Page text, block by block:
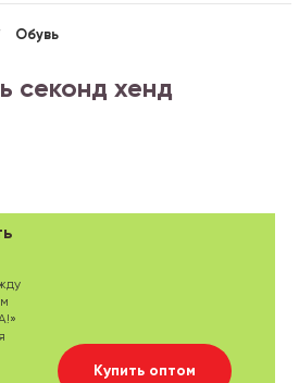
Обувь
секонд хенд
Купить оптом